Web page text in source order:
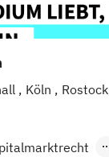
Köln Rostock
am Main